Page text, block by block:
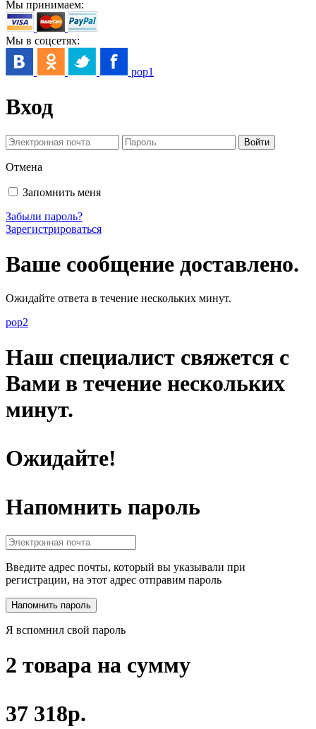
Мы принимаем:
Мы в соцсетях:
pop1
Вход
Отмена
Запомнить меня
Забыли пароль?
Зарегистрироваться
Ваше сообщение доставлено.
Ожидайте ответа в течение нескольких минут.
pop2
Наш специалист свяжется с
Вами в течение нескольких
минут.
Ожидайте!
Напомнить пароль
Введите адрес почты, который вы указывали при
регистрации, на этот адрес отправим пароль
Я вспомнил свой пароль
2 товара на сумму
37 318р.